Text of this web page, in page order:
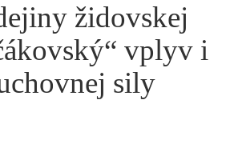
židovskej
vplyv i
sily